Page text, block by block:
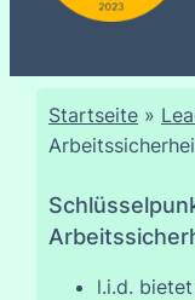
Startseite »
l.i.d.